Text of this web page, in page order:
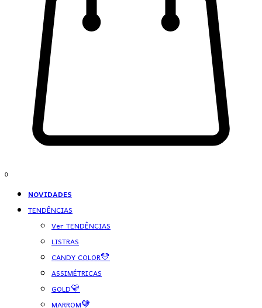
0
NOVIDADES
TENDÊNCIAS
Ver TENDÊNCIAS
LISTRAS
CANDY COLOR💛
ASSIMÉTRICAS
GOLD💛